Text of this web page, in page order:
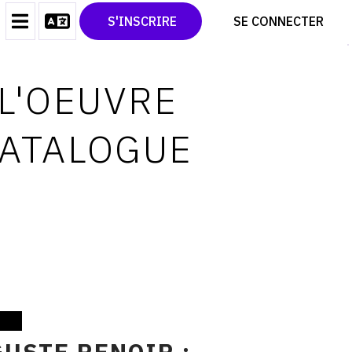
S'INSCRIRE SE CONNECTER
CONTACT
CGU
TWITTER
PINTEREST